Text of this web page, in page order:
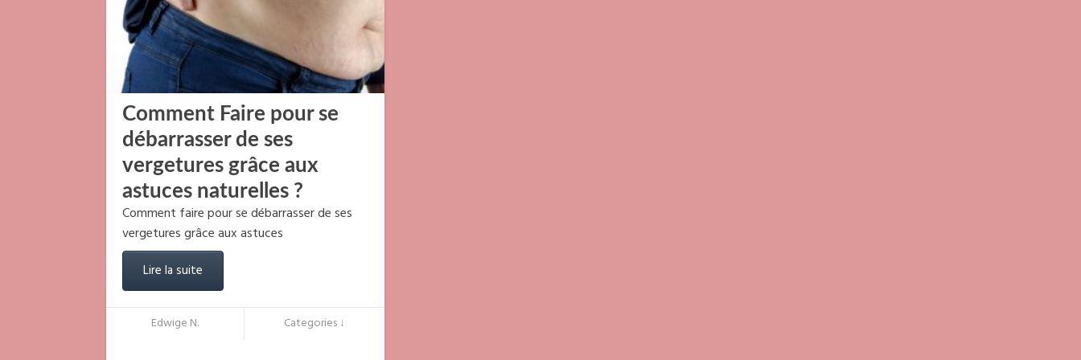
Comment Faire pour se
débarrasser de ses
vergetures grâce aux
astuces naturelles ?
Comment faire pour se débarrasser de ses
vergetures grâce aux astuces
Lire la suite
Edwige N. Categories ↓